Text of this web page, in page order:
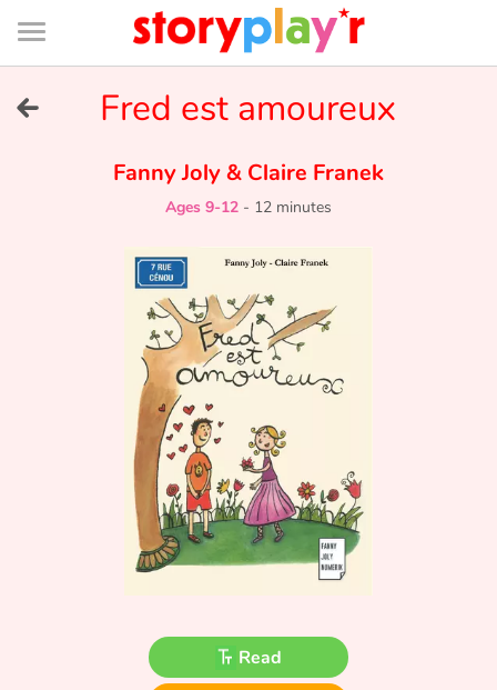
Connexion
Bibliothèque
de
page
Tales and classics in french
Fable, myth, literature and poetry
Princesses and princes, kings, queens and dragons
Heroines and Heroes
Fred est amoureux
Fanny Joly& Claire Franek
Ages 9-12 - 12 minutes
Read